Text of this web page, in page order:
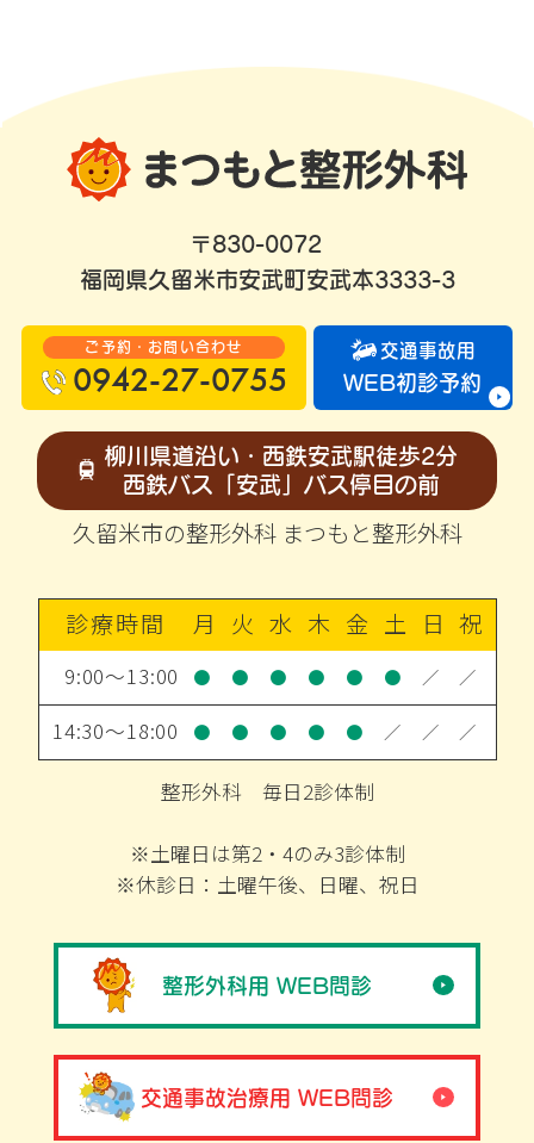
〒830-0072
福岡県久留米市安武町安武本3333-3
ご予約・お問い合わせ
0942-27-0755
交通事故用
WEB初診予約
柳川県道沿い・西鉄安武駅徒歩2分
西鉄バス「安武」バス停目の前
久留米市の整形外科 まつもと整形外科
診療時間 月 火 水 木 金 土 日 祝
9:00～13:00 ● ● ● ● ● ● ／ ／
14:30～18:00 ● ● ● ● ● ／ ／ ／
整形外科 毎日2診体制
※土曜日は第2・4のみ3診体制
※休診日：土曜午後、日曜、祝日
整形外科用 WEB問診
交通事故治療用 WEB問診